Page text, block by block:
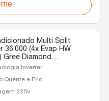
Multi Split
36.000 (4x Evap HW
Gree Diamond
Frio R-32 220v
Inverter
Quente e Frio
220v